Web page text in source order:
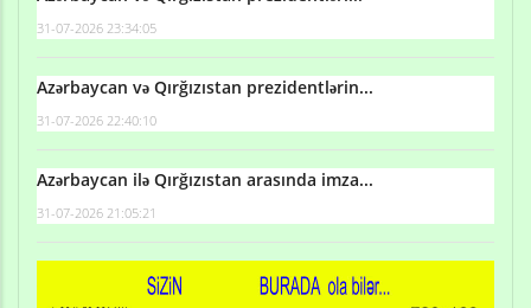
31-07-2026 23:34:05
Azərbaycan və Qırğızıstan prezidentlərin...
31-07-2026 22:40:10
Azərbaycan ilə Qırğızıstan arasında imza...
31-07-2026 21:05:21